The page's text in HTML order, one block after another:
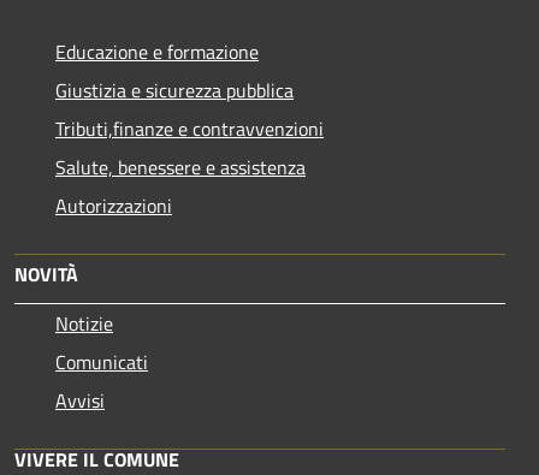
Educazione e formazione
Giustizia e sicurezza pubblica
Tributi,finanze e contravvenzioni
Salute, benessere e assistenza
Autorizzazioni
NOVITÀ
Notizie
Comunicati
Avvisi
VIVERE IL COMUNE